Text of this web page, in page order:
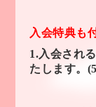
入会特典も
1.入会され
たします。